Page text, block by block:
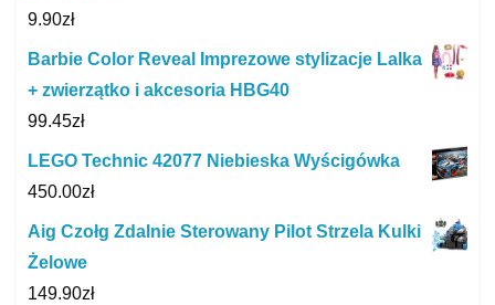
9.90zł
Barbie Color Reveal Imprezowe stylizacje Lalka
+ zwierzątko i akcesoria HBG40
99.45zł
LEGO Technic 42077 Niebieska Wyścigówka
450.00zł
Aig Czołg Zdalnie Sterowany Pilot Strzela Kulki
Żelowe
149.90zł